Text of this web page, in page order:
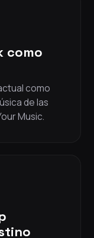
como
como
de las
Music.